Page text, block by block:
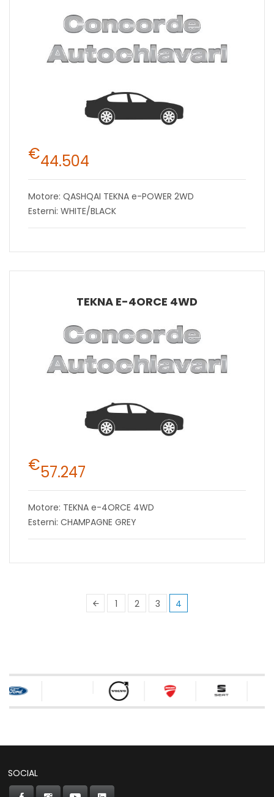
€44.504
Motore: QASHQAI TEKNA e-POWER 2WD
Esterni: WHITE/BLACK
TEKNA E-4ORCE 4WD
€57.247
Motore: TEKNA e-4ORCE 4WD
Esterni: CHAMPAGNE GREY
1 2 3 4
SOCIAL